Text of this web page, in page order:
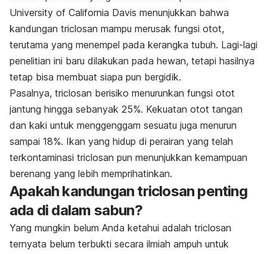
University of California Davis menunjukkan bahwa
kandungan triclosan mampu merusak fungsi otot,
terutama yang menempel pada kerangka tubuh. Lagi-lagi
penelitian ini baru dilakukan pada hewan, tetapi hasilnya
tetap bisa membuat siapa pun bergidik.
Pasalnya, triclosan berisiko menurunkan fungsi otot
jantung hingga sebanyak 25%. Kekuatan otot tangan
dan kaki untuk menggenggam sesuatu juga menurun
sampai 18%. Ikan yang hidup di perairan yang telah
terkontaminasi triclosan pun menunjukkan kemampuan
berenang yang lebih memprihatinkan.
Apakah kandungan triclosan penting
ada di dalam sabun?
Yang mungkin belum Anda ketahui adalah triclosan
ternyata belum terbukti secara ilmiah ampuh untuk